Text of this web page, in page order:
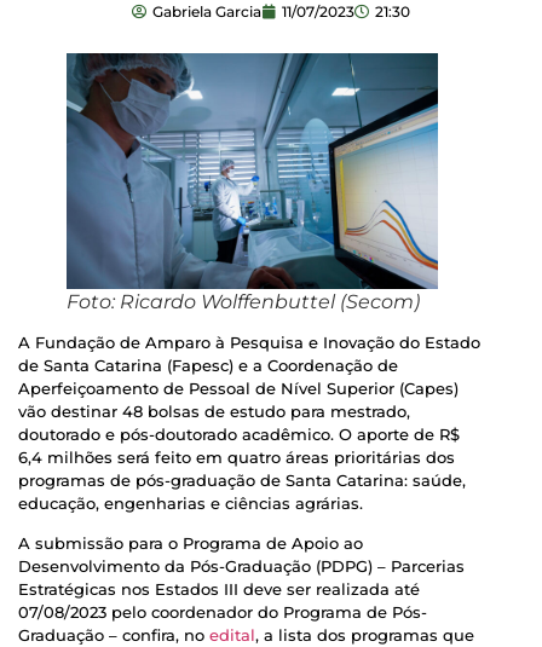
Gabriela Garcia 11/07/2023 21:30
Foto: Ricardo Wolffenbuttel (Secom)
A Fundação de Amparo à Pesquisa e Inovação do Estado
de Santa Catarina (Fapesc) e a Coordenação de
Aperfeiçoamento de Pessoal de Nível Superior (Capes)
vão destinar 48 bolsas de estudo para mestrado,
doutorado e pós-doutorado acadêmico. O aporte de R$
6,4 milhões será feito em quatro áreas prioritárias dos
programas de pós-graduação de Santa Catarina: saúde,
educação, engenharias e ciências agrárias.
A submissão para o Programa de Apoio ao
Desenvolvimento da Pós-Graduação (PDPG) – Parcerias
Estratégicas nos Estados III deve ser realizada até
07/08/2023 pelo coordenador do Programa de Pós-
Graduação – confira, no edital, a lista dos programas que